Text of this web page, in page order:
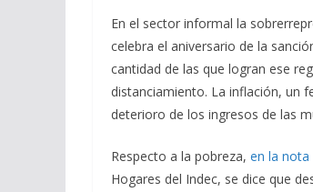
En el sector informal la
celebra el aniversario de la
cantidad de las que logran ese
distanciamiento. La inflación, un
deterioro de los ingresos de las
Respecto a la pobreza, en la nota
Hogares del Indec, se dice que